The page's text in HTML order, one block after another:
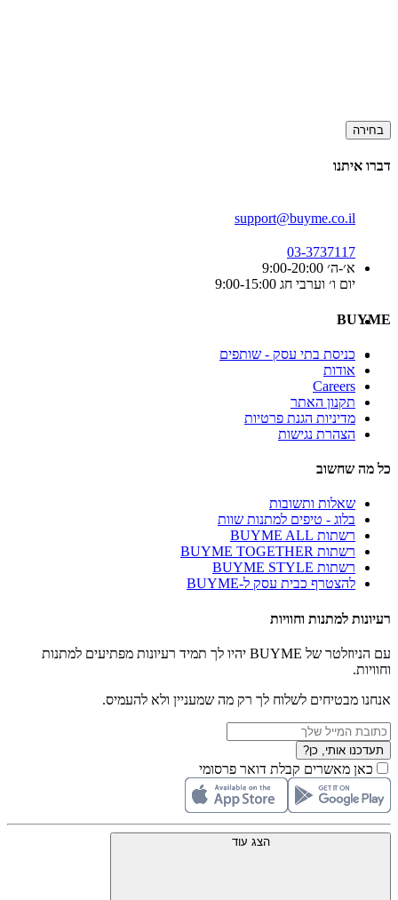
בחירה
דברו איתנו
support@buyme.co.il
03-3737117
א׳-ה׳ 9:00-20:00
יום ו׳ וערבי חג 9:00-15:00
BUYME
כניסת בתי עסק - שותפים
אודות
Careers
תקנון האתר
מדיניות הגנת פרטיות
הצהרת נגישות
כל מה שחשוב
שאלות ותשובות
בלוג - טיפים למתנות שוות
רשתות BUYME ALL
רשתות BUYME TOGETHER
רשתות BUYME STYLE
להצטרף כבית עסק ל-BUYME
רעיונות למתנות וחוויות
עם הניוזלטר של BUYME יהיו לך תמיד רעיונות מפתיעים למתנות
וחוויות.
אנחנו מבטיחים לשלוח לך רק מה שמעניין ולא להעמיס.
תעדכנו אותי, כן?
כאן מאשרים קבלת דואר פרסומי
הצג עוד